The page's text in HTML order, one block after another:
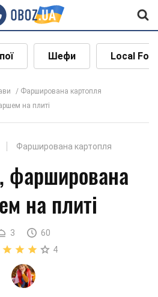
Шефи Local
Фарширована картопля
на плиті
Фарширована картопля
фарширована
на плиті
3
60
4